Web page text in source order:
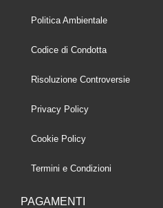
Politica Ambientale
Codice di Condotta
Risoluzione Controversie
Privacy Policy
Cookie Policy
Termini e Condizioni
PAGAMENTI